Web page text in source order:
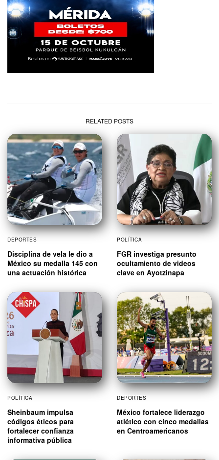
RELATED POSTS
DEPORTES
Disciplina de vela le dio a
México su medalla 145 con
una actuación histórica
POLÍTICA
FGR investiga presunto
ocultamiento de videos
clave en Ayotzinapa
POLÍTICA
Sheinbaum impulsa
códigos éticos para
fortalecer confianza
informativa pública
DEPORTES
México fortalece liderazgo
atlético con cinco medallas
en Centroamericanos